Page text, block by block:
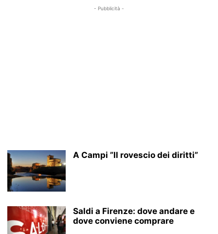
- Pubblicità -
A Campi ”Il rovescio dei diritti”
Saldi a Firenze: dove andare e
dove conviene comprare